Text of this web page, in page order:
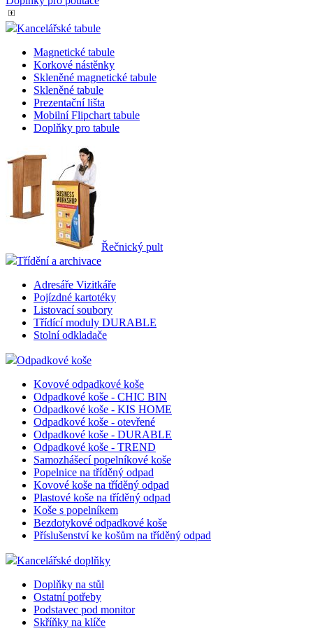
Kancelářské tabule
Magnetické tabule
Korkové nástěnky
Skleněné magnetické tabule
Skleněné tabule
Prezentační lišta
Mobilní Flipchart tabule
Doplňky pro tabule
Řečnický pult
Třídění a archivace
Adresáře Vizitkáře
Pojízdné kartotéky
Listovací soubory
Třídící moduly DURABLE
Stolní odkladače
Odpadkové koše
Kovové odpadkové koše
Odpadkové koše - CHIC BIN
Odpadkové koše - KIS HOME
Odpadkové koše - otevřené
Odpadkové koše - DURABLE
Odpadkové koše - TREND
Samozhášecí popelníkové koše
Popelnice na tříděný odpad
Kovové koše na tříděný odpad
Plastové koše na tříděný odpad
Koše s popelníkem
Bezdotykové odpadkové koše
Příslušenství ke košům na tříděný odpad
Kancelářské doplňky
Doplňky na stůl
Ostatní potřeby
Podstavec pod monitor
Skříňky na klíče